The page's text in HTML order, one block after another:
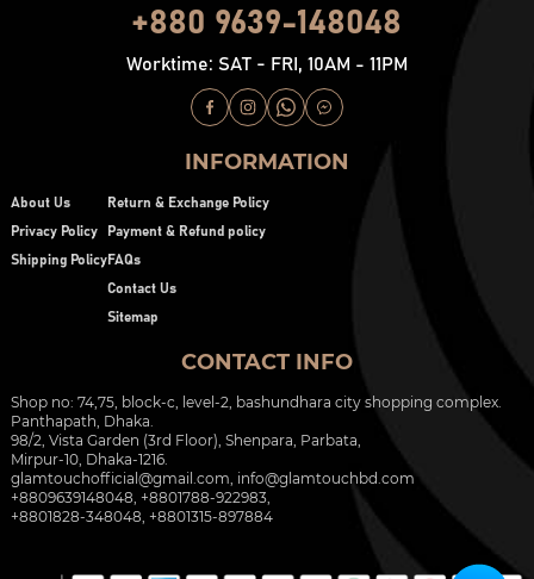
+880 9639-148048
Worktime: SAT - FRI, 10AM - 11PM
INFORMATION
About Us
Privacy Policy
Shipping Policy
Return & Exchange Policy
Payment & Refund policy
FAQs
Contact Us
Sitemap
CONTACT INFO
Shop no: 74,75, block-c, level-2, bashundhara city shopping complex.
Panthapath, Dhaka.
98/2, Vista Garden (3rd Floor), Shenpara, Parbata,
Mirpur-10, Dhaka-1216.
glamtouchofficial@gmail.com info@glamtouchbd.com
+8809639148048, +8801788-922983,
+8801828-348048, +8801315-897884